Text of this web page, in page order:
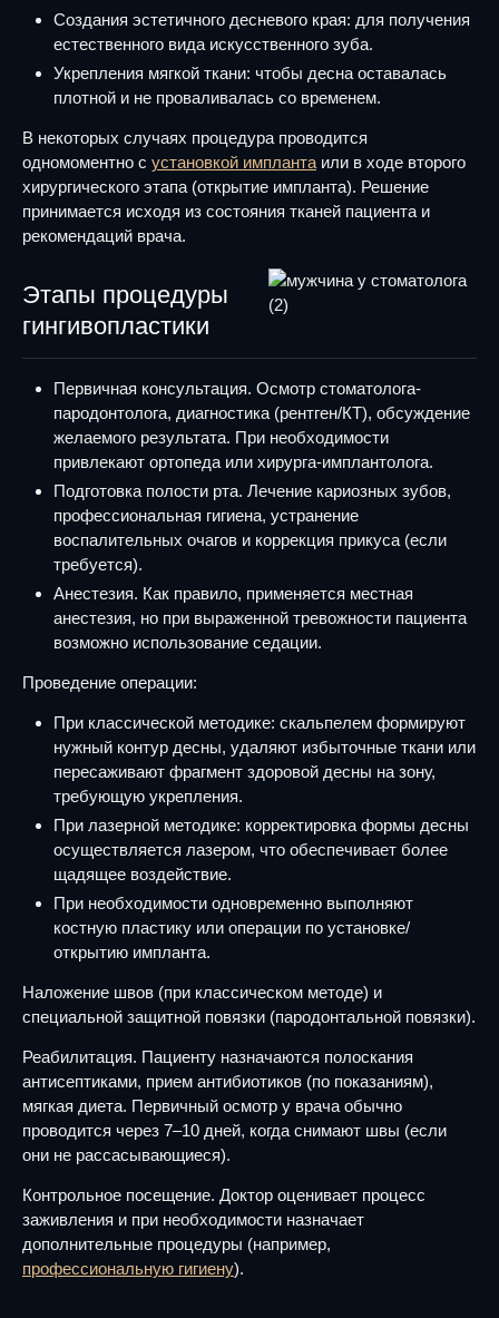
Создания эстетичного десневого края: для получения
естественного вида искусственного зуба.
Укрепления мягкой ткани: чтобы десна оставалась
плотной и не проваливалась со временем.
В некоторых случаях процедура проводится
одномоментно с установкой импланта или в ходе второго
хирургического этапа (открытие импланта). Решение
принимается исходя из состояния тканей пациента и
рекомендаций врача.
Этапы процедуры
гингивопластики
Первичная консультация. Осмотр стоматолога-
пародонтолога, диагностика (рентген/КТ), обсуждение
желаемого результата. При необходимости
привлекают ортопеда или хирурга-имплантолога.
Подготовка полости рта. Лечение кариозных зубов,
профессиональная гигиена, устранение
воспалительных очагов и коррекция прикуса (если
требуется).
Анестезия. Как правило, применяется местная
анестезия, но при выраженной тревожности пациента
возможно использование седации.
Проведение операции:
При классической методике: скальпелем формируют
нужный контур десны, удаляют избыточные ткани или
пересаживают фрагмент здоровой десны на зону,
требующую укрепления.
При лазерной методике: корректировка формы десны
осуществляется лазером, что обеспечивает более
щадящее воздействие.
При необходимости одновременно выполняют
костную пластику или операции по установке/
открытию импланта.
Наложение швов (при классическом методе) и
специальной защитной повязки (пародонтальной повязки).
Реабилитация. Пациенту назначаются полоскания
антисептиками, прием антибиотиков (по показаниям),
мягкая диета. Первичный осмотр у врача обычно
проводится через 7–10 дней, когда снимают швы (если
они не рассасывающиеся).
Контрольное посещение. Доктор оценивает процесс
заживления и при необходимости назначает
дополнительные процедуры (например,
профессиональную гигиену).